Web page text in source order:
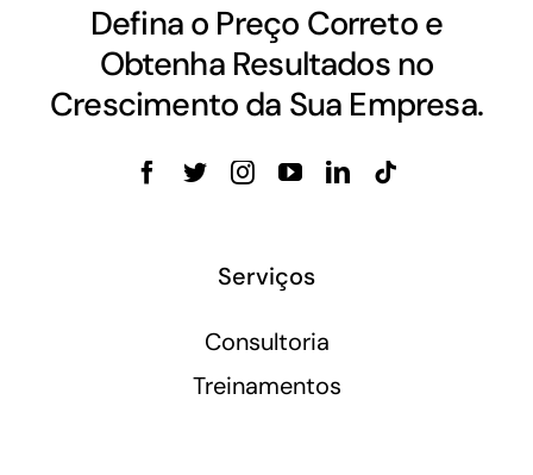
Defina o Preço Correto e
Obtenha Resultados no
Crescimento da Sua Empresa.
Serviços
Consultoria
Treinamentos